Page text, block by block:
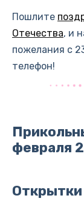
Пошлите
Отечества, и
пожелания с
телефон!
февраля